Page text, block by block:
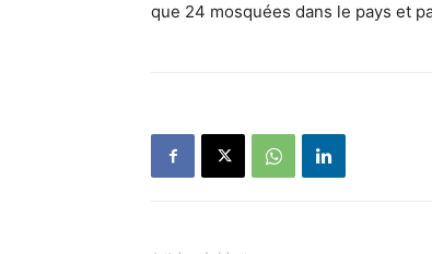
que 24 mosquées dans le pays et